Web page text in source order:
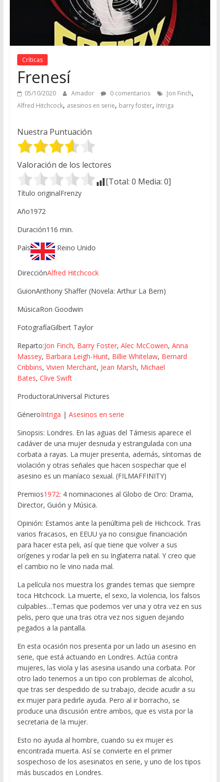
Críticas
Frenesí
05/10/2020 Amador 0 comentarios :Jon Finch,
Alfred Hitchcock, asesinos en serie, barry foster, Intriga
Nuestra Puntuación
Valoración de los lectores
[Total: 0 Media: 0]
Título originalFrenzy
Año1972
Duración116 min.
País
Reino Unido
DirecciónAlfred Hitchcock
GuionAnthony Shaffer (Novela: Arthur La Bern)
MúsicaRon Goodwin
FotografíaGilbert Taylor
Reparto:Jon Finch, Barry Foster, Alec McCowen, Anna
Massey, Barbara Leigh-Hunt, Billie Whitelaw, Bernard
Cribbins, Vivien Merchant, Jean Marsh, Michael
Bates, Clive Swift
ProductoraUniversal Pictures
GéneroIntriga | Asesinos en serie
Sinopsis: Londres. En las aguas del Támesis aparece el
cadáver de una mujer desnuda y estrangulada con una
corbata a rayas. La mujer presenta, además, síntomas de
violación y otras señales que hacen sospechar que el
asesino es un maníaco sexual. (FILMAFFINITY)
Premios1972: 4 nominaciones al Globo de Oro: Drama,
Director, Guión y Música.
Opinión: Estamos ante la penúltima peli de Hichcock. Tras
varios fracasos, en EEUU ya no consigue financiación
para hacer esta peli, así que tiene que volver a sus
orígenes y rodar la peli en su Inglaterra natal. Y creo que
el cambio no le vino nada mal.
La película nos muestra los grandes temas que siempre
toca Hitchcock. La muerte, el sexo, la violencia, los falsos
culpables…Temas que podemos ver una y otra vez en sus
pelis, pero que una tras otra vez nos siguen dejando
pegados a la pantalla.
En esta ocasión nos presenta por un lado un asesino en
serie, que está actuando en Londres. Actúa contra
mujeres, las viola y las asesina usando una corbata. Por
otro lado tenemos a un tipo con problemas de alcohol,
que tras ser despedido de su trabajo, decide acudir a su
ex mujer para pedirle ayuda. Pero al ir borracho, se
produce una discusión entre ambos, que es vista por la
secretaria de la mujer.
Esto no ayuda al hombre, cuando su ex mujer es
encontrada muerta. Así se convierte en el primer
sospechoso de los asesinatos en serie, y uno de los tipos
más buscados en Londres.